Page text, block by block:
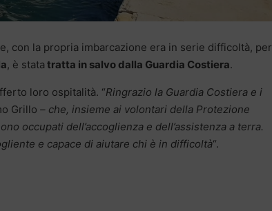
con la propria imbarcazione era in serie difficoltà, per
, è stata tratta in salvo dalla Guardia Costiera.
loro ospitalità. “Ringrazio la Guardia Costiera e i
Grillo – che, insieme ai volontari della Protezione
occupati dell’accoglienza e dell’assistenza a terra.
e capace di aiutare chi è in difficoltà“.